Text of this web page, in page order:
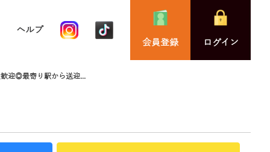
ヘルプ
会員登録
ログイン
迎◎最寄り駅から送迎...